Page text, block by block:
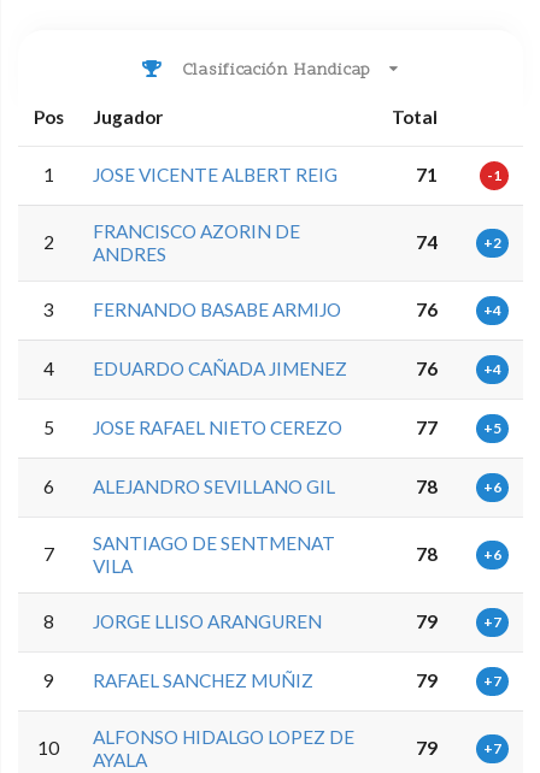
Clasificación Handicap
Pos Jugador Total
1 JOSE VICENTE ALBERT REIG 71 -1
2
FRANCISCO AZORIN DE
ANDRES
74 +2
3 FERNANDO BASABE ARMIJO 76 +4
4 EDUARDO CAÑADA JIMENEZ 76 +4
5 JOSE RAFAEL NIETO CEREZO 77 +5
6 ALEJANDRO SEVILLANO GIL 78 +6
7
SANTIAGO DE SENTMENAT
VILA
78 +6
8 JORGE LLISO ARANGUREN 79 +7
9 RAFAEL SANCHEZ MUÑIZ 79 +7
10
ALFONSO HIDALGO LOPEZ DE
AYALA
79 +7